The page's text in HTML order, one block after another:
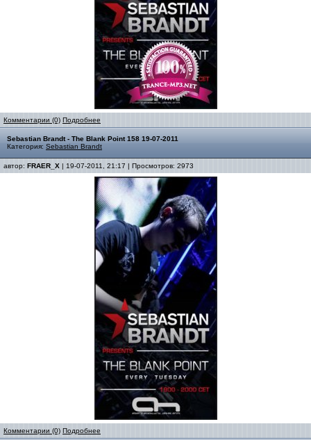
Комментарии (0) Подробнее
Sebastian Brandt - The Blank Point 158 19-07-2011
Категория: Sebastian Brandt
автор: FRAER_X | 19-07-2011, 21:17 | Просмотров: 2973
Комментарии (0) Подробнее